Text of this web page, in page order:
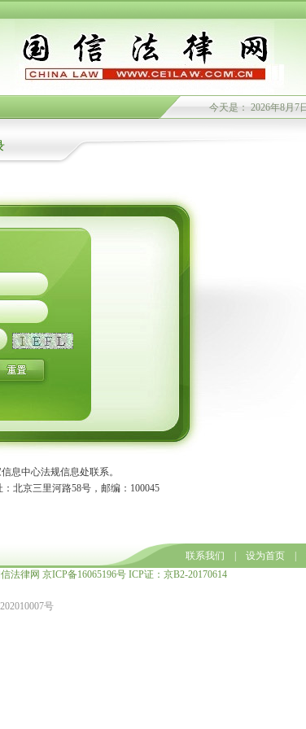
今天是： 2026年8月7
息中心法规信息处联系。
：北京三里河路58号，邮编：100045
联系我们 设为首页
法律网 京ICP备16065196号 ICP证：京B2-20170614
号